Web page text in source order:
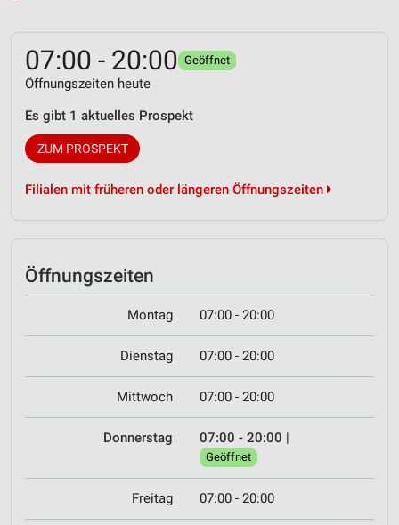
07:00 - 20:00 Geöffnet
Öffnungszeiten heute
Es gibt 1 aktuelles Prospekt
ZUM PROSPEKT
Filialen mit früheren oder längeren Öffnungszeiten
Öffnungszeiten
Montag 07:00 - 20:00
Dienstag 07:00 - 20:00
Mittwoch 07:00 - 20:00
Donnerstag 07:00 - 20:00 |
Geöffnet
Freitag 07:00 - 20:00